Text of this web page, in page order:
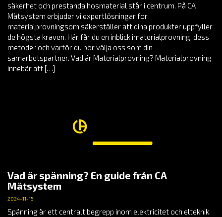
säkerhet och prestanda hosmaterial står i centrum. På CA
Mätsystem erbjuder vi expertlösningar för
materialprovningsom säkerställer att dina produkter uppfyller
de högsta kraven. Här får du en inblick imaterialprovning, dess
metoder och varför du bör välja oss som din
samarbetspartner. Vad är Materialprovning? Materialprovning
innebär att […]
Vad är spänning? En guide från CA
Mätsystem
2024-11-15
Spänning är ett centralt begrepp inom elektricitet och elteknik.